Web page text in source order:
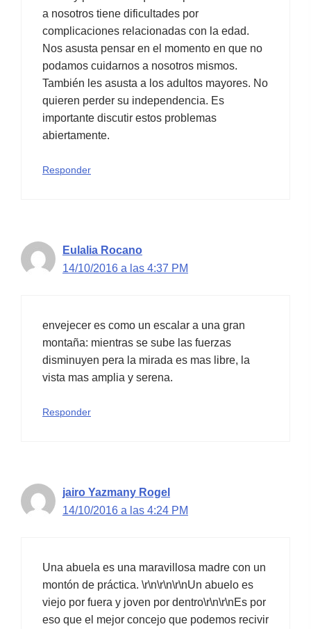
a nosotros tiene dificultades por
complicaciones relacionadas con la edad.
Nos asusta pensar en el momento en que no
podamos cuidarnos a nosotros mismos.
También les asusta a los adultos mayores. No
quieren perder su independencia. Es
importante discutir estos problemas
abiertamente.
Responder
Eulalia Rocano
14/10/2016 a las 4:37 PM
envejecer es como un escalar a una gran
montaña: mientras se sube las fuerzas
disminuyen pera la mirada es mas libre, la
vista mas amplia y serena.
Responder
jairo Yazmany Rogel
14/10/2016 a las 4:24 PM
Una abuela es una maravillosa madre con un
montón de práctica. \r\n\r\n\r\nUn abuelo es
viejo por fuera y joven por dentro\r\n\r\nEs por
eso que el mejor concejo que podemos recivir